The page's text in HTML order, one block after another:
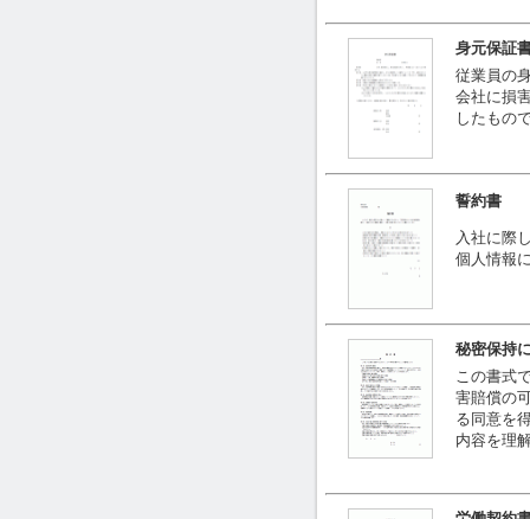
身元保証
従業員の
会社に損
したもの
誓約書
入社に際
個人情報
秘密保持
この書式
害賠償の
る同意を
内容を理